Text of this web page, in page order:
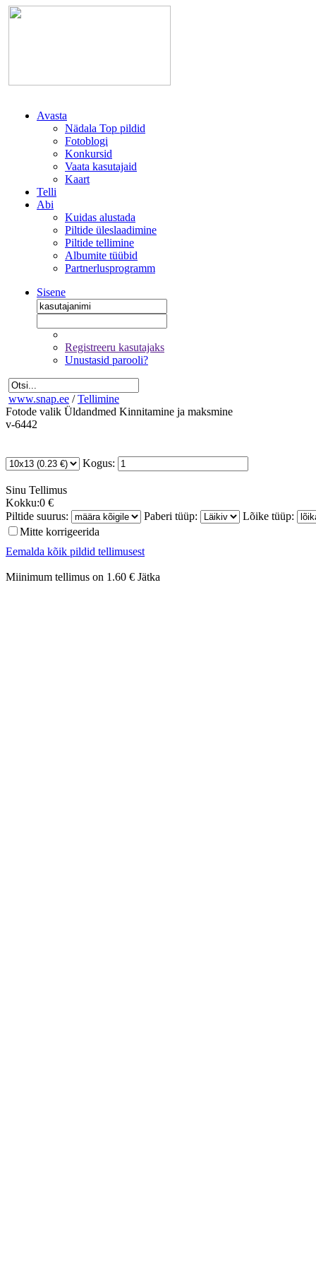
Avasta
Nädala Top pildid
Fotoblogi
Konkursid
Vaata kasutajaid
Kaart
Telli
Abi
Kuidas alustada
Piltide üleslaadimine
Piltide tellimine
Albumite tüübid
Partnerlusprogramm
Sisene
Registreeru kasutajaks
Unustasid parooli?
www.snap.ee / Tellimine
Fotode valik Üldandmed Kinnitamine ja maksmine
v-6442
Kogus:
Sinu Tellimus
Kokku:0 €
Piltide suurus:
Paberi tüüp:
Lõike tüüp:
Mitte korrigeerida
Eemalda kõik pildid tellimusest
Miinimum tellimus on 1.60 € Jätka